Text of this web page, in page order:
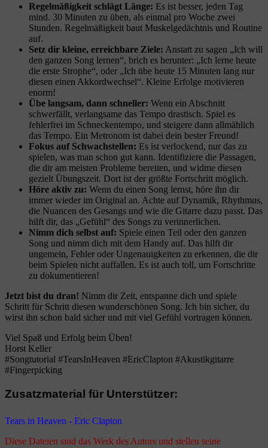
Regelmäßigkeit schlägt Länge: Es ist besser, jeden Tag
mind. 30 Minuten zu üben, als einmal pro Woche zwei
Stunden. Regelmäßigkeit baut Muskelgedächtnis und Routine
auf.
Setz dir kleine, erreichbare Ziele: Anstatt zu sagen „Ich will
den ganzen Song lernen“, brich es herunter: „Ich lerne heute
die erste Strophe“, oder „Ich übe heute 15 Minuten lang nur
diesen einen Akkordwechsel“. Kleine Erfolge motivieren
enorm!
Übe langsam, dann schneller: Wenn ein Abschnitt
schwerfällt, verlangsame das Tempo drastisch. Spiel es
fehlerfrei im Schneckentempo, und steigere dann allmählich
das Tempo. Ein Metronom ist dabei dein bester Freund!
Fokus auf Schwachstellen: Es ist verlockend, nur das zu
spielen, was man schon gut kann. Identifiziere die Passagen,
die dir am meisten Probleme bereiten, und widme diesen
gezielt Übungszeit. Dort ist der größte Fortschritt möglich.
Höre aktiv zu: Wenn du einen Song lernst, höre ihn dir
immer wieder im Original an. Achte auf Dynamik, Rhythmus,
die Nuancen des Gesangs und wie die Gitarre dazu passt. Das
hilft dir, das „Gefühl“ des Songs zu verinnerlichen.
Nimm dich selbst auf: Spiele einen Teil oder den ganzen
Song und nimm dich mit dem Handy auf. Das hilft dir
ungemein, Fehler oder Ungenauigkeiten zu erkennen, die dir
beim Spielen nicht auffallen. Es ist auch toll, um Fortschritte
zu dokumentieren!
Jetzt bist du dran! Nimm dir Zeit, entspanne dich und spiele
Schritt für Schritt diesen wunderschönen Song. Ich bin sicher, du
wirst ihn schon bald sicher und mit viel Gefühl vortragen können.
Viel Spaß und Erfolg beim Üben!
Horst Keller
#Songtutorial #TearsInHeaven #EricClapton #Akustikgitarre
#Fingerpicking
Zusatzmaterial für Unterstützer:
Tears in Heaven - Eric Clapton
Diese Dateien sind das Werk des Autors und stellen seine